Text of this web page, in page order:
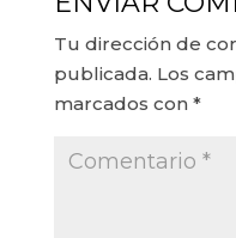
Tu dirección de
publicada. Los
marcados con *